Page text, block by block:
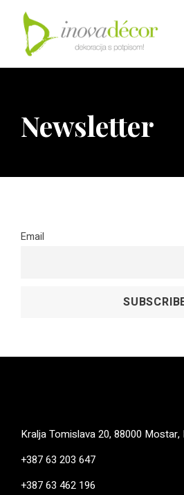
Newsletter
Email
Kralja Tomislava 20, 88000
+387 63 203 647
+387 63 462 196